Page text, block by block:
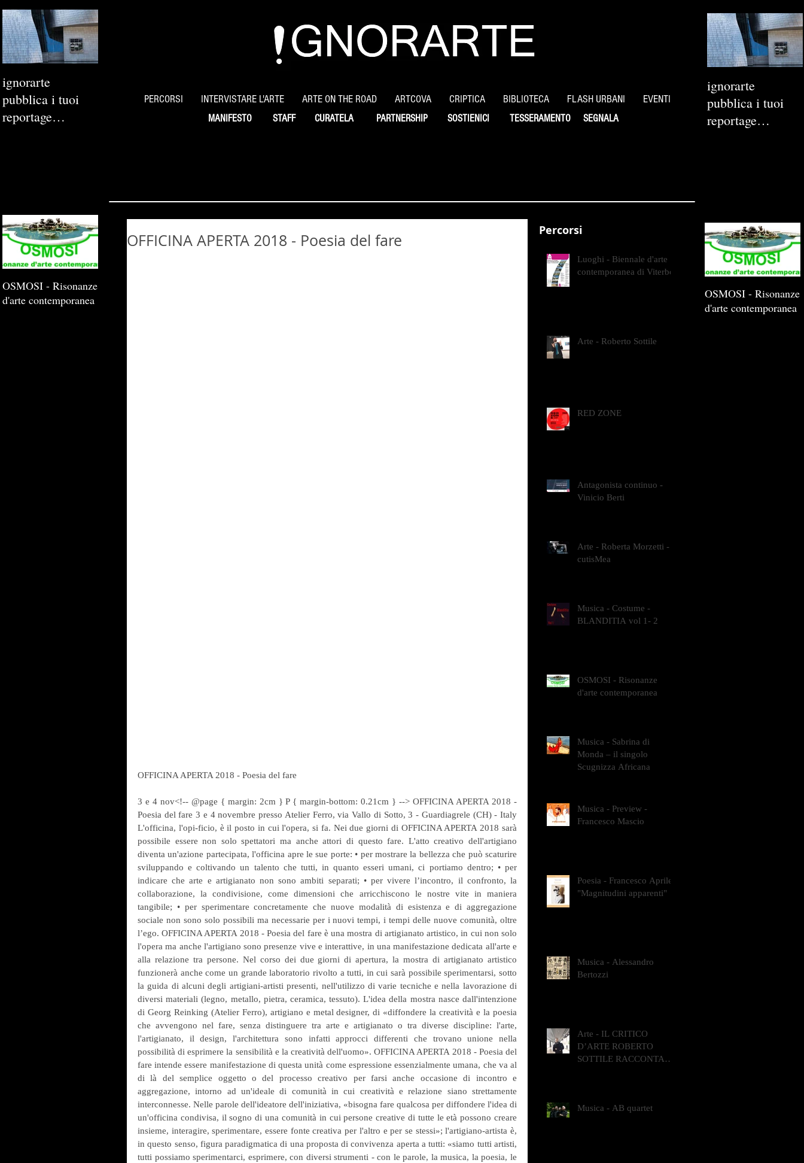
ignorarte
pubblica i tuoi
reportage
PERCORSI INTERVISTARE L'ARTE ARTE ON THE ROAD ARTCOVA CRIPTICA BIBLIOTECA FLASH URBANI EVENTI
MANIFESTO STAFF CURATELA PARTNERSHIP SOSTIENICI SEGNALA
TESSERAMENTO
ignorarte
pubblica i tuoi
reportage
OFFICINA APERTA 2018 - Poesia del fare
OFFICINA APERTA 2018 - Poesia del fare
3 e 4 nov<!-- @page { margin: 2cm } P { margin-bottom: 0.21cm } --> OFFICINA APERTA 2018 -
Poesia del fare 3 e 4 novembre presso Atelier Ferro, via Vallo di Sotto, 3 - Guardiagrele (CH) - Italy
L'officina, l'opi-ficio, è il posto in cui l'opera, si fa. Nei due giorni di OFFICINA APERTA 2018 sarà
possibile essere non solo spettatori ma anche attori di questo fare. L'atto creativo dell'artigiano
diventa un'azione partecipata, l'officina apre le sue porte: • per mostrare la bellezza che può scaturire
sviluppando e coltivando un talento che tutti, in quanto esseri umani, ci portiamo dentro; • per
indicare che arte e artigianato non sono ambiti separati; • per vivere l’incontro, il confronto, la
collaborazione, la condivisione, come dimensioni che arricchiscono le nostre vite in maniera
tangibile; • per sperimentare concretamente che nuove modalità di esistenza e di aggregazione
sociale non sono solo possibili ma necessarie per i nuovi tempi, i tempi delle nuove comunità, oltre
l’ego. OFFICINA APERTA 2018 - Poesia del fare è una mostra di artigianato artistico, in cui non solo
l'opera ma anche l'artigiano sono presenze vive e interattive, in una manifestazione dedicata all'arte e
alla relazione tra persone. Nel corso dei due giorni di apertura, la mostra di artigianato artistico
funzionerà anche come un grande laboratorio rivolto a tutti, in cui sarà possibile sperimentarsi, sotto
la guida di alcuni degli artigiani-artisti presenti, nell'utilizzo di varie tecniche e nella lavorazione di
diversi materiali (legno, metallo, pietra, ceramica, tessuto). L'idea della mostra nasce dall'intenzione
di Georg Reinking (Atelier Ferro), artigiano e metal designer, di «diffondere la creatività e la poesia
che avvengono nel fare, senza distinguere tra arte e artigianato o tra diverse discipline: l'arte,
l'artigianato, il design, l'architettura sono infatti approcci differenti che trovano unione nella
possibilità di esprimere la sensibilità e la creatività dell'uomo». OFFICINA APERTA 2018 - Poesia del
fare intende essere manifestazione di questa unità come espressione essenzialmente umana, che va al
di là del semplice oggetto o del processo creativo per farsi anche occasione di incontro e
aggregazione, intorno ad un'ideale di comunità in cui creatività e relazione siano strettamente
interconnesse. Nelle parole dell'ideatore dell'iniziativa, «bisogna fare qualcosa per diffondere l'idea di
un'officina condivisa, il sogno di una comunità in cui persone creative di tutte le età possono creare
insieme, interagire, sperimentare, essere fonte creativa per l'altro e per se stessi»; l'artigiano-artista è,
in questo senso, figura paradigmatica di una proposta di convivenza aperta a tutti: «siamo tutti artisti,
tutti possiamo sperimentarci, esprimere, con diversi strumenti - con le parole, la musica, la poesia, le
Percorsi
Luoghi - Biennale d'arte
contemporanea di Viterbo
Arte - Roberto Sottile
RED ZONE
Antagonista continuo -
Vinicio Berti
Arte - Roberta Morzetti -
cutisMea
Musica - Costume -
BLANDITIA vol 1- 2
OSMOSI - Risonanze
d'arte contemporanea
Musica - Sabrina di
Monda – il singolo
Scugnizza Africana
Musica - Preview -
Francesco Mascio
Poesia - Francesco Aprile -
"Magnitudini apparenti"
Musica - Alessandro
Bertozzi
Arte - IL CRITICO
D’ARTE ROBERTO
SOTTILE RACCONTA
Musica - AB quartet
OSMOSI - Risonanze
d'arte contemporanea
OSMOSI - Risonanze
d'arte contemporanea